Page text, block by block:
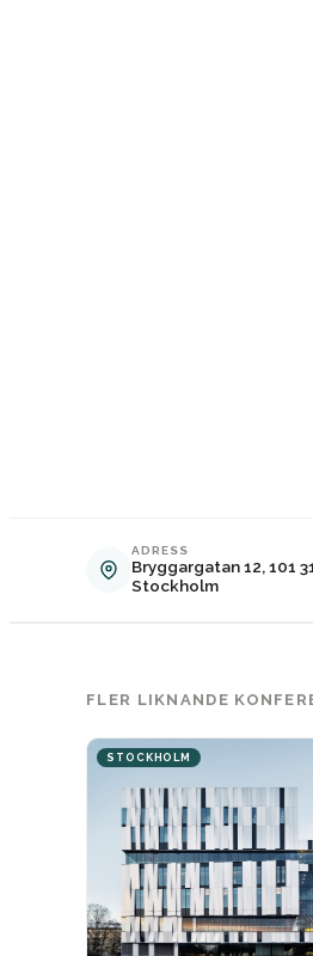
ADRESS
Bryggargatan 12, 101
Stockholm
FLER LIKNANDE
STOCKHOLM